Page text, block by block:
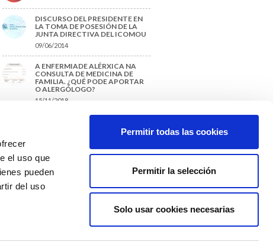
el uso que
pueden
del uso
Permitir todas las cookies
Permitir la selección
Solo usar cookies necesarias
DISCURSO DEL PRESIDENTE EN
LA TOMA DE POSESIÓN DE LA
JUNTA DIRECTIVA DEL ICOMOU
09/06/2014
A ENFERMIADE ALÉRXICA NA
CONSULTA DE MEDICINA DE
FAMILIA. ¿QUÉ PODE APORTAR
O ALERGÓLOGO?
15/11/2018
UN TRABAJO FIN DE GRADO?
Colexio Médicos
Ourense